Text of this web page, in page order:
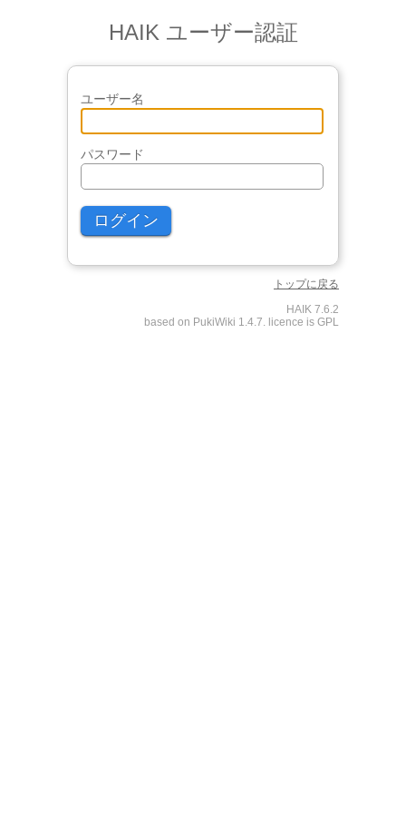
HAIK ユーザー認証
ユーザー名
パスワード
トップに戻る
HAIK 7.6.2
based on PukiWiki 1.4.7. licence is GPL